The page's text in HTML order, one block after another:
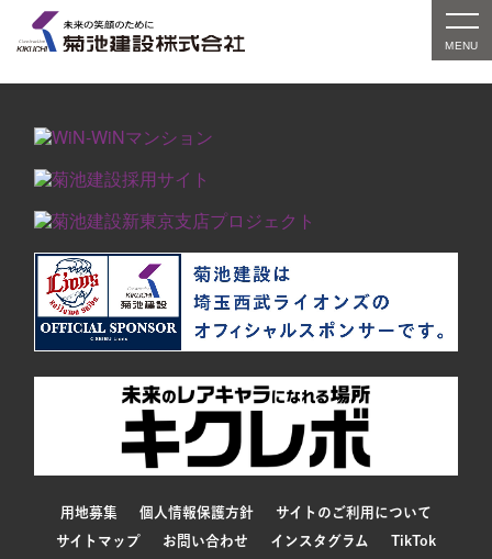
対象の実績紹介はまだありません。別条件でお探しい
ただくか、検索窓をご利用ください。
用地募集 個人情報保護方針
サイトのご利用について
サイトマップ
お問い合わせ インスタグラム TikTok